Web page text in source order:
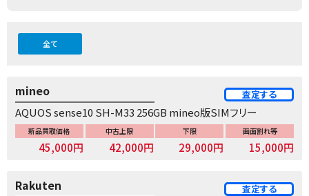
全て
AQUOS sense10 SH-M33 256GB mineo版SIMフリー
mineo 査定する
新品買取価格
45,000円
中古上限
42,000円
下限
29,000円
画面割れ等
15,000円
Rakuten 査定する